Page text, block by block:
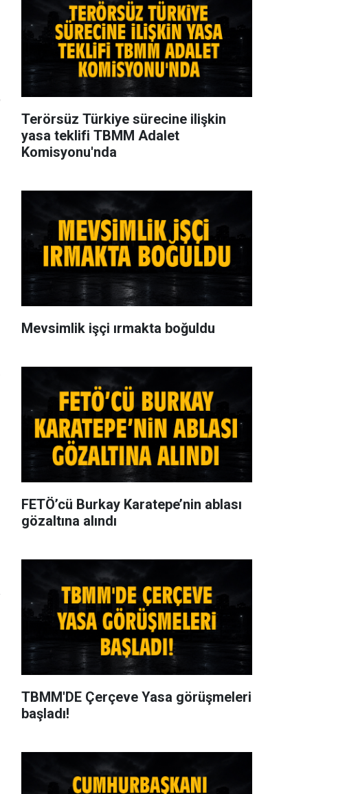
Terörsüz Türkiye sürecine ilişkin
yasa teklifi TBMM Adalet
Komisyonu'nda
Mevsimlik işçi ırmakta boğuldu
FETÖ’cü Burkay Karatepe’nin ablası
gözaltına alındı
TBMM'DE Çerçeve Yasa görüşmeleri
başladı!